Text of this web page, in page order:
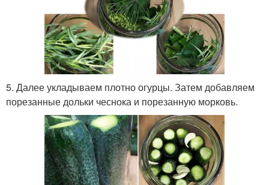
5. Далее укладываем плотно огурцы. Затем добавляем
порезанные дольки чеснока и порезанную морковь.